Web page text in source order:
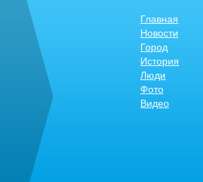
Главная
Новости
Город
История
Люди
Фото
Видео